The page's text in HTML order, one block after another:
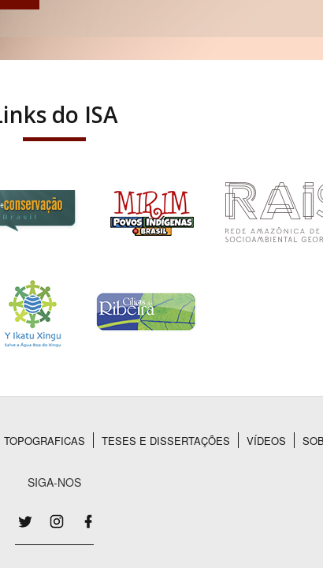
do ISA
TESES E DISSERTAÇÕES VÍDEOS
SIGA-NOS